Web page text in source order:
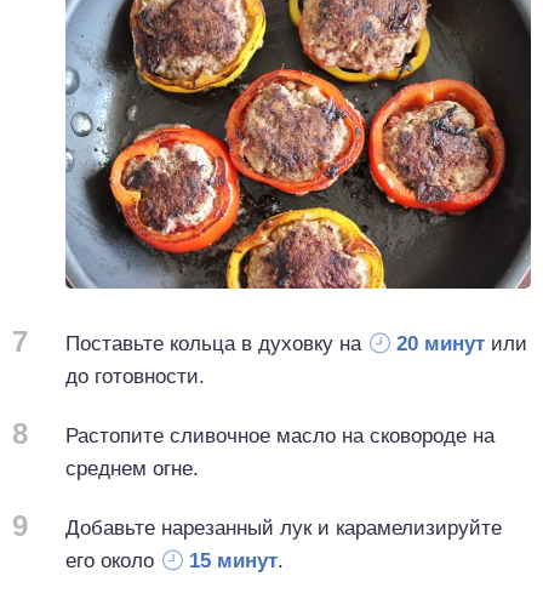
7 Поставьте кольца в духовку на 20 минут или
до готовности.
8
Растопите сливочное масло на сковороде на
среднем огне.
9
Добавьте нарезанный лук и карамелизируйте
его около
15 минут.